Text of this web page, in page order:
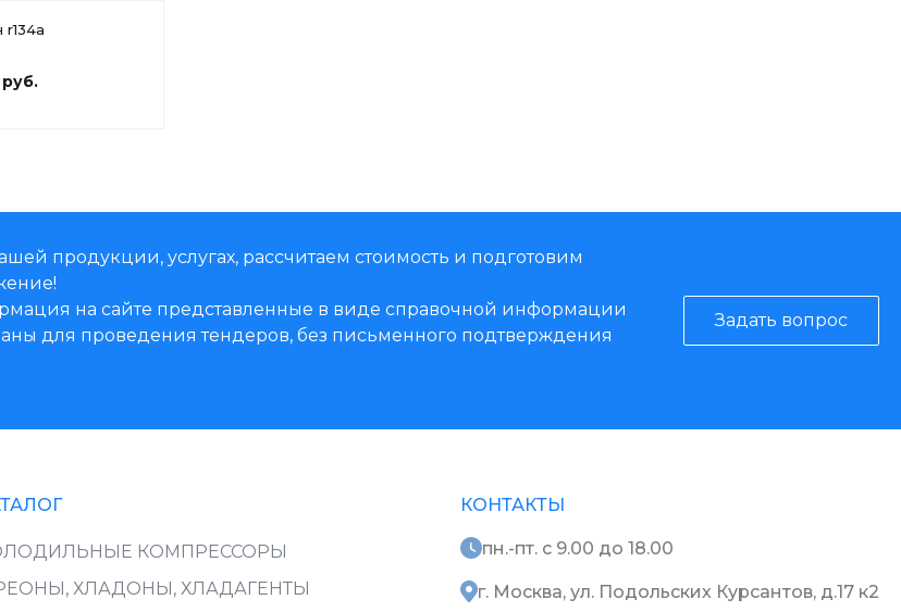
продукции, услугах, рассчитаем стоимость и подготовим
на сайте представленные в виде справочной информации
для проведения тендеров, без письменного подтверждения
Задать вопрос
КОМПРЕССОРЫ
ХЛАДОНЫ, ХЛАДАГЕНТЫ
КОНТАКТЫ
пн.-пт. с 9.00 до 18.00
г. Москва, ул. Подольских Курсантов, д.17 к2